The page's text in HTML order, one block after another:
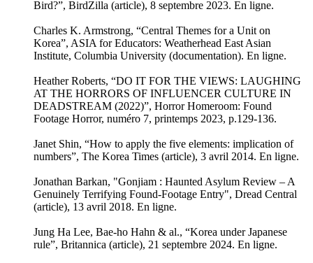
Bird?”, BirdZilla (article), 8 septembre 2023. En ligne.
Charles K. Armstrong, “Central Themes for a Unit on
Korea”, ASIA for Educators: Weatherhead East Asian
Institute, Columbia University (documentation). En ligne.
Heather Roberts, “DO IT FOR THE VIEWS: LAUGHING
AT THE HORRORS OF INFLUENCER CULTURE IN
DEADSTREAM (2022)”, Horror Homeroom: Found
Footage Horror, numéro 7, printemps 2023, p.129-136.
Janet Shin, “How to apply the five elements: implication of
numbers”, The Korea Times (article), 3 avril 2014. En ligne.
Jonathan Barkan, "Gonjiam : Haunted Asylum Review – A
Genuinely Terrifying Found-Footage Entry", Dread Central
(article), 13 avril 2018. En ligne.
Jung Ha Lee, Bae-ho Hahn & al., “Korea under Japanese
rule”, Britannica (article), 21 septembre 2024. En ligne.